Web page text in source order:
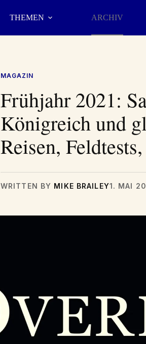
THEMEN ARCHIV
MAGAZIN
Frühjahr 2021:
Königreich und
Reisen,
WRITTEN BY MIKE BRAILEY1. MAI